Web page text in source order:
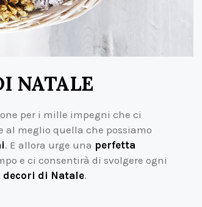
NATALE
per i mille impegni che ci
al meglio quella che possiamo
. E allora urge una perfetta
e ci consentirà di svolgere ogni
decori di Natale.